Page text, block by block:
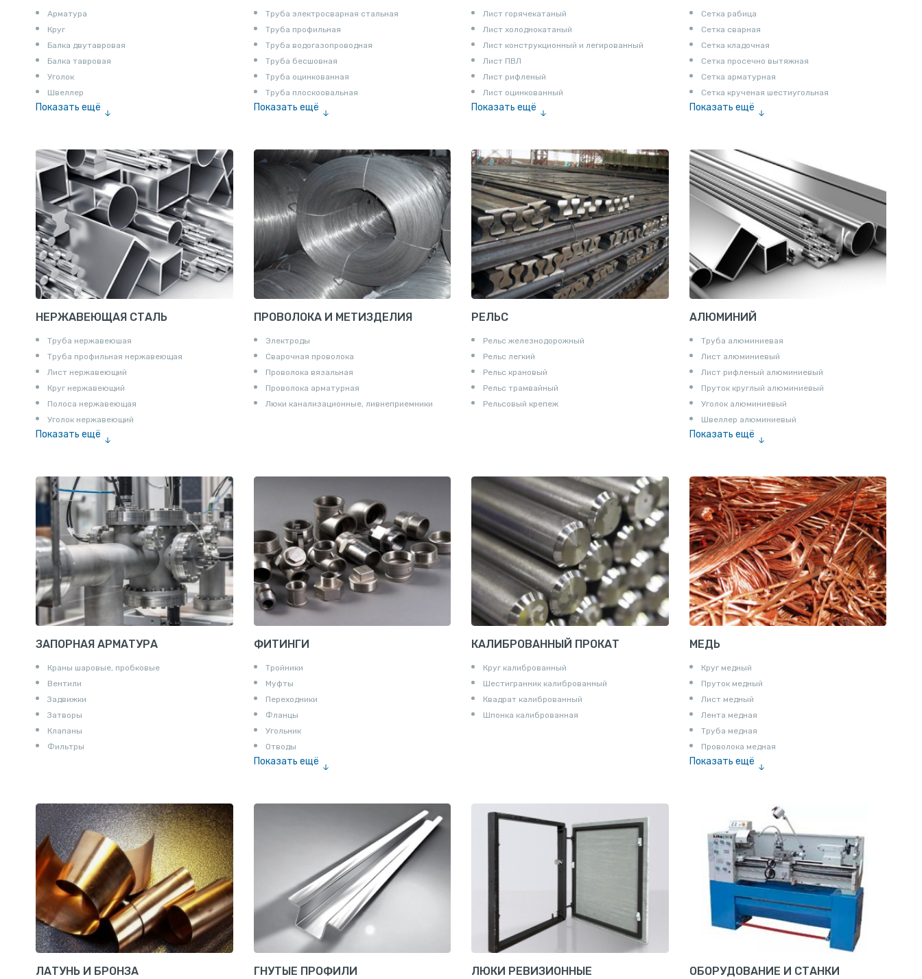
Арматура
Круг
Балка двутавровая
Балка тавровая
Уголок
Швеллер
Показать ещё
Катанка
Шестигранник
Полособульб
Полукруг
Шпунт Ларсена
Труба электросварная стальная
Труба профильная
Труба водогазопроводная
Труба бесшовная
Труба оцинкованная
Труба плоскоовальная
Показать ещё
Лист горячекатаный
Лист холоднокатаный
Лист конструкционный и легированный
Лист ПВЛ
Лист рифленый
Лист оцинкованный
Показать ещё
Сетка рабица
Сетка сварная
Сетка кладочная
Сетка просечно вытяжная
Сетка арматурная
Сетка крученая шестиугольная
Показать ещё
НЕРЖАВЕЮЩАЯ СТАЛЬ
Труба нержавеюшая
Труба профильная нержавеющая
Лист нержавеющий
Круг нержавеющий
Полоса нержавеющая
Уголок нержавеющий
Показать ещё
ПРОВОЛОКА И МЕТИЗДЕЛИЯ
Электроды
Сварочная проволока
Проволока вязальная
Проволока арматурная
Люки канализационные, ливнеприемники
РЕЛЬС
Рельс железнодорожный
Рельс легкий
Рельс крановый
Рельс трамвайный
Рельсовый крепеж
АЛЮМИНИЙ
Труба алюминиевая
Лист алюминиевый
Лист рифленый алюминиевый
Пруток круглый алюминиевый
Уголок алюминиевый
Швеллер алюминиевый
Показать ещё
Шина электротехническая
Алюминиевая плита
Z профиль алюминиевый
Т профиль алюминиевый
Пруток квадратный алюминиевый
Полоса алюминиевая
Пруток шестигранный алюминиевый
ЗАПОРНАЯ АРМАТУРА
Краны шаровые, пробковые
Вентили
Задвижки
Затворы
Клапаны
Фильтры
ФИТИНГИ
Тройники
Муфты
Переходники
Фланцы
Угольник
Отводы
Показать ещё
Удлинители для труб
Крестовины
Контргайки
КАЛИБРОВАННЫЙ ПРОКАТ
Круг калиброванный
Шестигранник калиброванный
Квадрат калиброванный
Шпонка калиброванная
МЕДЬ
Круг медный
Пруток медный
Лист медный
Лента медная
Труба медная
Проволока медная
Показать ещё
ЛАТУНЬ И БРОНЗА ГНУТЫЕ ПРОФИЛИ ЛЮКИ РЕВИЗИОННЫЕ ОБОРУДОВАНИЕ И СТАНКИ